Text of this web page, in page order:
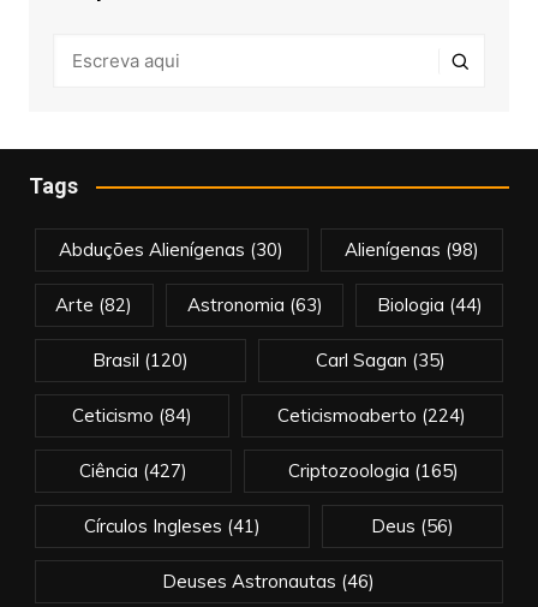
Tags
Abduções Alienígenas (30) Alienígenas (98)
Arte (82) Astronomia (63) Biologia (44)
Brasil (120) Carl Sagan (35)
Ceticismo (84) Ceticismoaberto (224)
Ciência (427) Criptozoologia (165)
Círculos Ingleses (41) Deus (56)
Deuses Astronautas (46)